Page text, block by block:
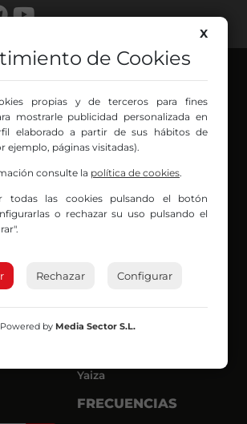
Nervión
Agurtzane
Belén Ollero
Dani
Eduardo
Eva Argote
Endika
Iker
Iñigo
Joseba
Mar y Cielo
Miguel Ángel
Yaiza
FRECUENCIAS
X
de Cookies
propias y de terceros para fines
mostrarle publicidad personalizada en
elaborado a partir de sus hábitos de
ejemplo, páginas visitadas).
consulte la política de cookies.
todas las cookies pulsando el botón
o rechazar su uso pulsando el
Rechazar Configurar
Powered by Media Sector S.L.